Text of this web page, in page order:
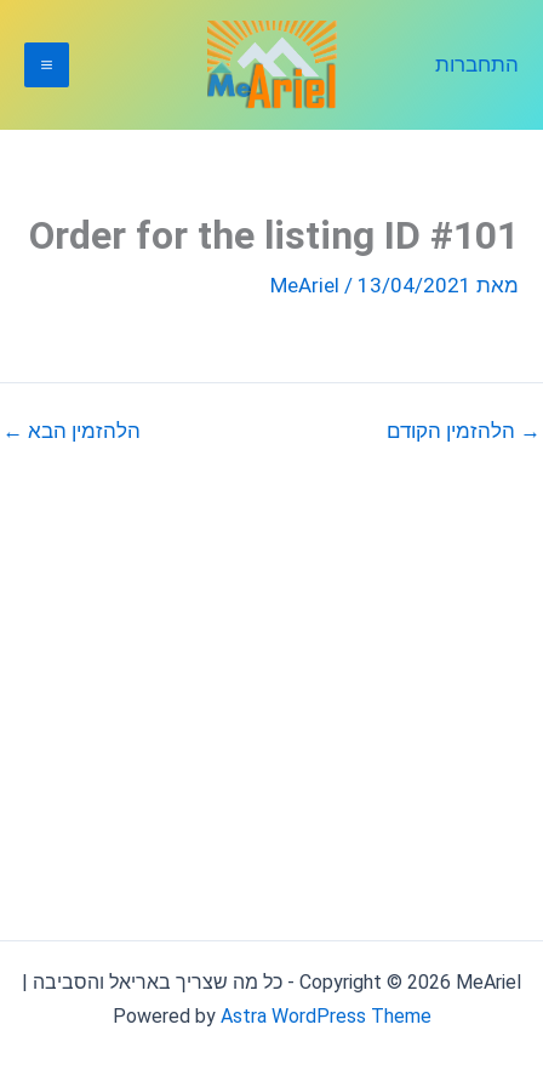
התחברות
Order for the listing ID #101
מאת MeAriel / 13/04/2021
→ הלהזמין הקודם הלהזמין הבא ←
Copyright © 2026 MeAriel - כל מה שצריך באריאל והסביבה |
Powered by Astra WordPress Theme